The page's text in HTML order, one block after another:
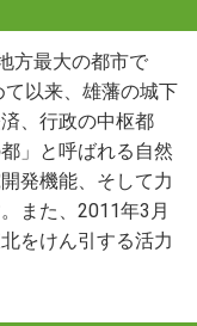
方最大の都市で
以来、雄藩の城下
、行政の中枢都
」と呼ばれる自然
発機能、そして力
また、2011年3月
をけん引する活力